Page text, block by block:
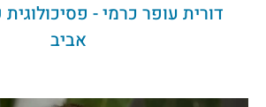
דורית עופר כרמי -
אביב